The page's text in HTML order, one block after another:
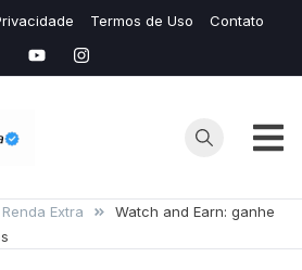
Termos de Uso Contato
Extra
Watch and Earn: ganhe